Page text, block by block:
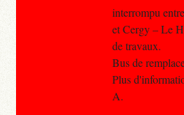
interrompu
et Cergy – Le
de travaux.
Bus de
Plus
A.